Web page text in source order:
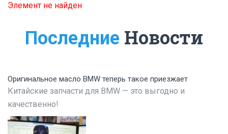
Элемент не найден
Последние Новости
Оригинальное масло BMW теперь такое приезжает
Китайские запчасти для BMW — это выгодно и
качественно!